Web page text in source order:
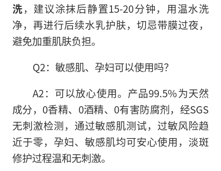
洗，建议涂抹后静置15-20分钟，用温水洗
净，再进行后续水乳护肤，切忌带膜过夜，
避免加重肌肤负担。
Q2：敏感肌、孕妇可以使用吗？
A2：可以放心使用。产品99.5%为天然
成分，0香精、0酒精、0有害防腐剂，经SGS
无刺激检测，通过敏感肌测试，过敏风险趋
近于零，孕妇、敏感肌均可安心使用，淡斑
修护过程温和无刺激。